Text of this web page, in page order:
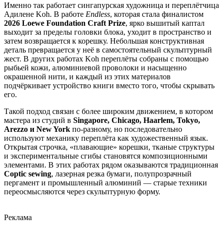
Именно так работает сингапурская художница и переплётчица
Адилене Koh. В работе Endless, которая стала финалистом
2026 Loewe Foundation Craft Prize, ярко вышитый каптал
выходит за пределы головки блока, уходит в пространство и
затем возвращается к корешку. Небольшая конструктивная
деталь превращается у неё в самостоятельный скульптурный
жест. В других работах Koh переплёты собраны с помощью
рыбьей кожи, алюминиевой проволоки и насыщенно
окрашенной нити, и каждый из этих материалов
подчёркивает устройство книги вместо того, чтобы скрывать
его.
Такой подход связан с более широким движением, в котором
мастера из студий в Singapore, Chicago, Haarlem, Tokyo,
Arezzo и New York по-разному, но последовательно
используют механику переплёта как художественный язык.
Открытая строчка, «плавающие» корешки, тканые структуры
и экспериментальные сгибы становятся композиционными
элементами. В этих работах рядом оказываются традиционная
Coptic sewing, лазерная резка бумаги, полупрозрачный
пергамент и промышленный алюминий — старые техники
переосмысляются через скульптурную форму.
Реклама